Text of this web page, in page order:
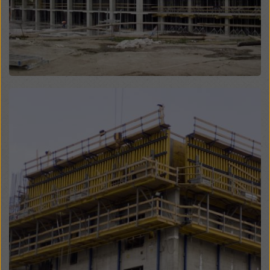
„Odmietnuť“ alebo úpravou svojichnastavení súborov
cookie
kliknutím na nastavenia súborov cookie v
spodnej časti tejto webovej stránky a použitím
príslušných zaškrtávacích políčok. Svoj súhlas môžete
kedykoľvek odvolať s účinkom do budúcnosti a bez
uvedenia dôvodu kliknutím nanastavenia cookies
Viac informácií o našich súboroch cookie nájdete
našich zásadách ochrany osobných údajov. Ponúkame
vám aj možnosť výberu súborov cookie (rozšírené
nastavenia súborov cookie).